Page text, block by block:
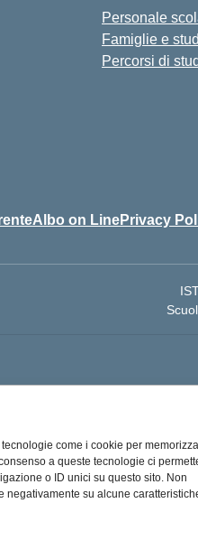
come i cookie per
a queste tecnologie ci
o ID unici su questo sito. Non
su alcune
Personale
Famiglie e
Percorsi di
Albo on LinePrivacy
Codice iPA:
Email: